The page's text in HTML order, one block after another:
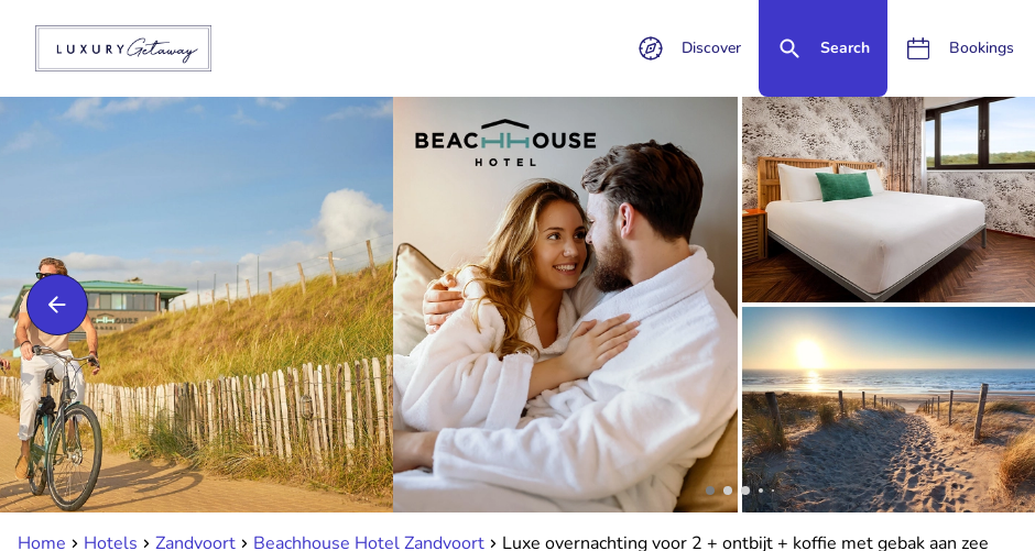
Discover Search Bookings
Home Hotels Zandvoort Beachhouse Hotel Zandvoort Luxe overnachting voor 2 + ontbijt + koffie met gebak aan zee